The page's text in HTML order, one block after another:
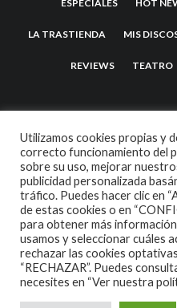
ESPECIALES HOT
LA TRASTIENDA MIS
REVIEWS TEATRO
2007
Utilizamos cookies propias y
correcto funcionamiento del
sobre su uso, mejorar
publicidad personalizada
tráfico. Puedes hacer clic en
de estas cookies o en
para obtener más
usamos y seleccionar cuáles
rechazar las cookies
“RECHAZAR”. Puedes
necesites en “Ver nuestra